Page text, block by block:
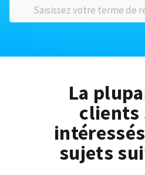
La
clients
sujets